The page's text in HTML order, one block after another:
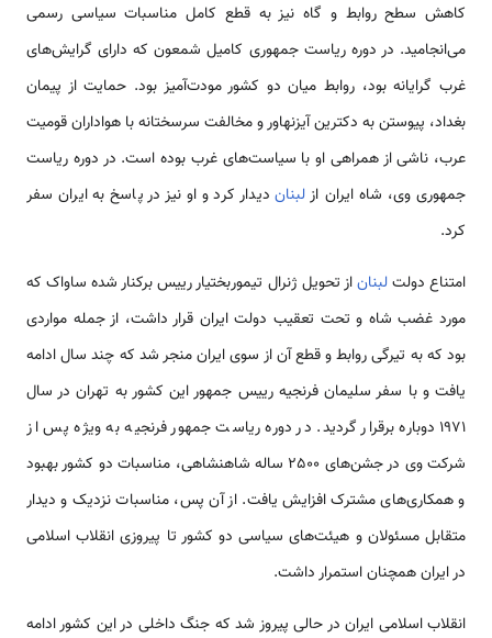
کاهش سطح روابط و گاه نیز به قطع کامل مناسبات سیاسی رسمی‌
می‌انجامید. در دوره ریاست جمهوری کامیل شمعون که دارای گرایش‌های
غرب گرایانه بود، روابط میان دو کشور مودت‌آمیز بود. حمایت از پیمان
بغداد، پیوستن به دکترین آیزنهاور و مخالفت سرسختانه با هواداران قومیت
عرب، ناشی از همراهی او با سیاست‌های غرب بوده‌ است. در دوره ریاست
جمهوری وی، شاه ایران ازلبناندیدار کرد و او نیز در پاسخ به ایران سفر
کرد.
امتناع دولتلبناناز تحویل ژنرال تیموربختیار رییس برکنار شده ساواک که
مورد غضب شاه و تحت تعقیب دولت ایران قرار داشت، از جمله مواردی
بود که به تیرگی روابط و قطع آن از سوی ایران منجر شد که چند سال ادامه
یافت و با سفر سلیمان فرنجیه رییس جمهور این کشور به تهران در سال
1971 دوباره برقرار گردید. در دوره ریاست جمهور فرنجیه به ویژه پس از
شرکت وی در جشن‌های 2500 ساله شاهنشاهی، مناسبات دو کشور بهبود
و همکاری‌های مشترک افزایش یافت. از آن پس، مناسبات نزدیک و دیدار
متقابل مسئولان و هیئت‌های سیاسی دو کشور تا پیروزی انقلاب اسلامی‌
در ایران همچنان استمرار داشت.
انقلاب اسلامی‌ ایران در حالی پیروز شد که جنگ داخلی در این کشور ادامه